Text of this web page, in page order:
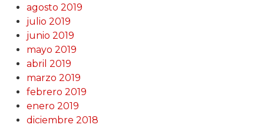
agosto 2019
julio 2019
junio 2019
mayo 2019
abril 2019
marzo 2019
febrero 2019
enero 2019
diciembre 2018